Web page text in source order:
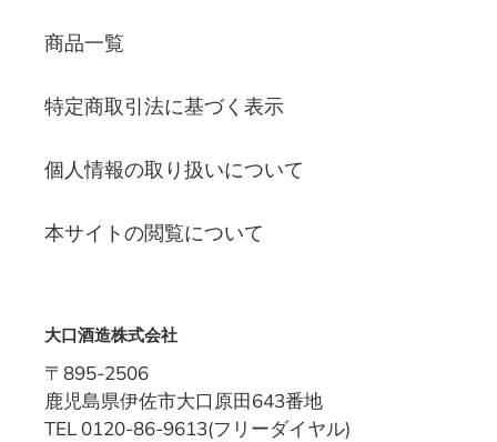
商品一覧
特定商取引法に基づく表示
個人情報の取り扱いについて
本サイトの閲覧について
大口酒造株式会社
〒895-2506
鹿児島県伊佐市大口原田643番地
TEL 0120-86-9613(フリーダイヤル)